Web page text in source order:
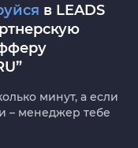
в LEADS
минут, а если
– менеджер тебе